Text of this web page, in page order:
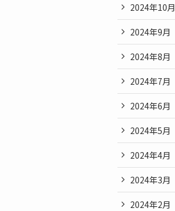
2024年10月
2024年9月
2024年8月
2024年7月
2024年6月
2024年5月
2024年4月
2024年3月
2024年2月